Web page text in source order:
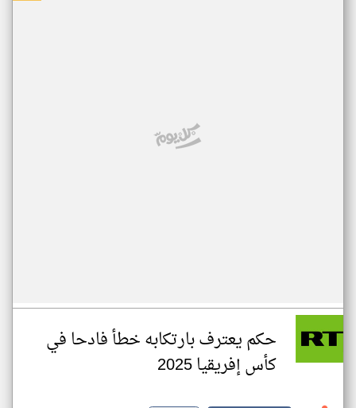
حكم يعترف بارتكابه خطأ فادحا في
كأس إفريقيا 2025